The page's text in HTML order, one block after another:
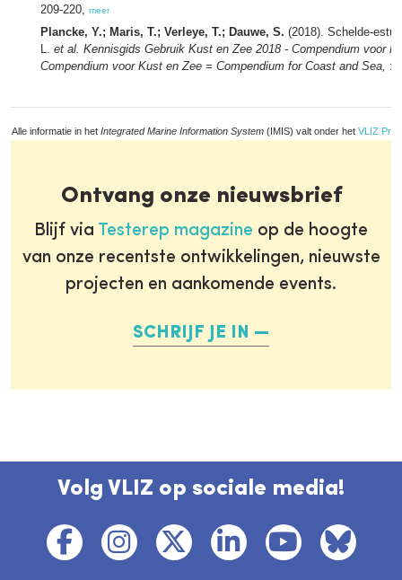
209-220, meer
Plancke, Y.; Maris, T.; Verleye, T.; Dauwe, S. (2018). Schelde-
L. et al. Kennisgids Gebruik Kust en Zee 2018 - Compendium voor
Compendium voor Kust en Zee = Compendium for Coast and Sea, :
Alle informatie in het Integrated Marine Information System (IMIS) valt onder het VLIZ
Ontvang onze nieuwsbrief
Blijf via Testerep magazine op de hoogte
van onze recentste ontwikkelingen, nieuwste
projecten en aankomende events.
SCHRIJF JE IN
Volg VLIZ op sociale media!